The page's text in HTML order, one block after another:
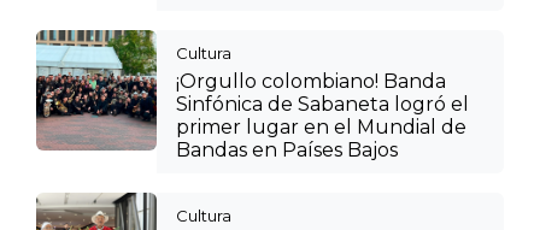
Cultura
¡Orgullo colombiano! Banda
Sinfónica de Sabaneta logró el
primer lugar en el Mundial de
Bandas en Países Bajos
Cultura